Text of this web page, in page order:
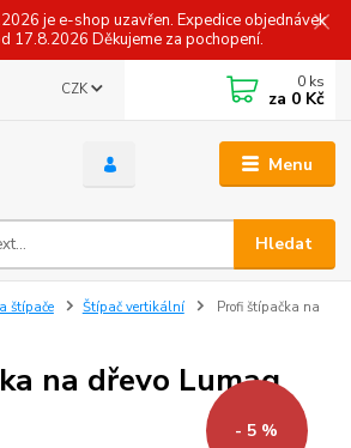
je e-shop uzavřen. Expedice objednávek
17.8.2026 Děkujeme za pochopení.
Menu
CZK
Hledat
0 ks
za 0 Kč
štípače Štípač vertikální
Profi štípačka na
na dřevo Lumag
- 5 %